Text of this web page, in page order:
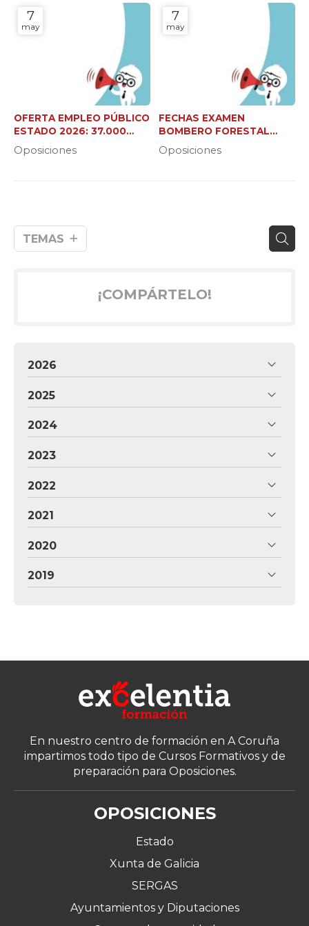
TEMAS
7
may
OFERTA EMPLEO PÚBLICO
ESTADO 2026: 37.000
NUEVAS PLAZAS
Oposiciones
7
may
FECHAS EXAMEN
BOMBERO FORESTAL
XUNTA (C2 Y JEFE DE
BRIGADA)
Oposiciones
¡COMPÁRTELO!
2026
2025
2024
2023
2022
2021
2020
2019
En nuestro centro de formación en A Coruña
impartimos todo tipo de Cursos Formativos y de
preparación para Oposiciones.
OPOSICIONES
Estado
Xunta de Galicia
SERGAS
Ayuntamientos y Diputaciones